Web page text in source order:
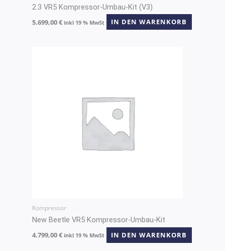
2.3 VR5 Kompressor-Umbau-Kit (V3)
5.699,00€ inkl 19 % MwSt IN DEN WARENKORB
Kompressor
New Beetle VR5 Kompressor-Umbau-Kit
4.799,00€ inkl 19 % MwSt IN DEN WARENKORB